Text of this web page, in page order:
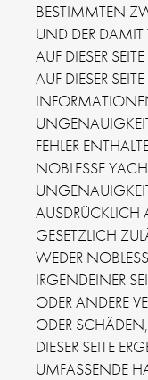
BESTIMMTEN
UND DER DAMIT
AUF DIESER
AUF DIESER
FEHLER
NOBLESSE
AUSDRÜCKLICH
GESETZLICH
WEDER
IRGENDEINER
ODER ANDERE
ODER
DIESER SEITE
UMFASSENDE